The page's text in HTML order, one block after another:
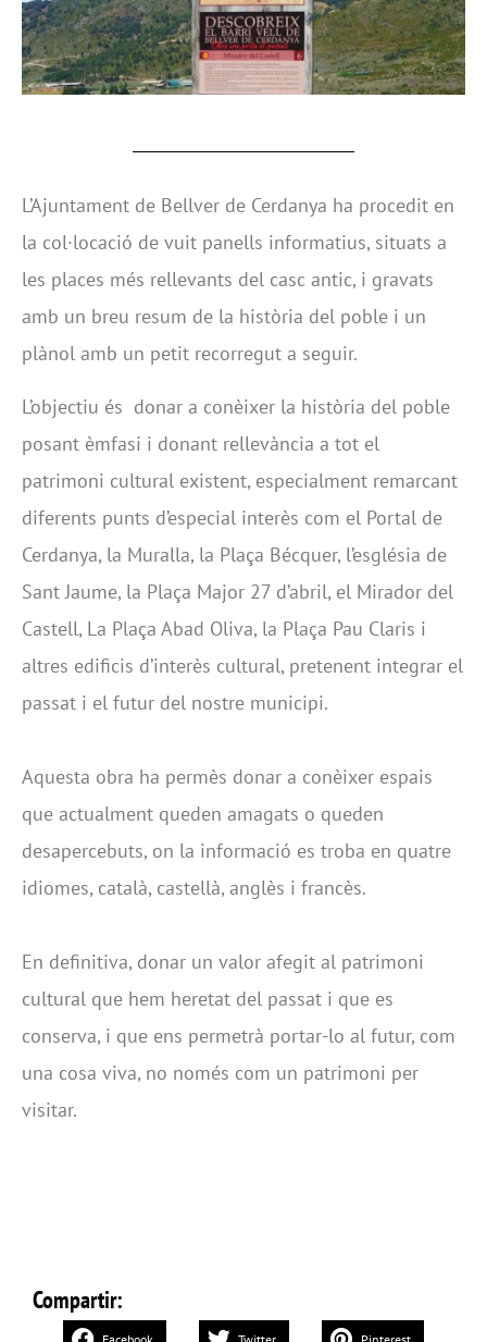
L’Ajuntament de Bellver de Cerdanya ha procedit en
la col·locació de vuit panells informatius, situats a
les places més rellevants del casc antic, i gravats
amb un breu resum de la història del poble i un
plànol amb un petit recorregut a seguir.
L’objectiu és donar a conèixer la història del poble
posant èmfasi i donant rellevància a tot el
patrimoni cultural existent, especialment remarcant
diferents punts d’especial interès com el Portal de
Cerdanya, la Muralla, la Plaça Bécquer, l’església de
Sant Jaume, la Plaça Major 27 d’abril, el Mirador del
Castell, La Plaça Abad Oliva, la Plaça Pau Claris i
altres edificis d’interès cultural, pretenent integrar el
passat i el futur del nostre municipi.
Aquesta obra ha permès donar a conèixer espais
que actualment queden amagats o queden
desapercebuts, on la informació es troba en quatre
idiomes, català, castellà, anglès i francès.
En definitiva, donar un valor afegit al patrimoni
cultural que hem heretat del passat i que es
conserva, i que ens permetrà portar-lo al futur, com
una cosa viva, no només com un patrimoni per
visitar.
Compartir: